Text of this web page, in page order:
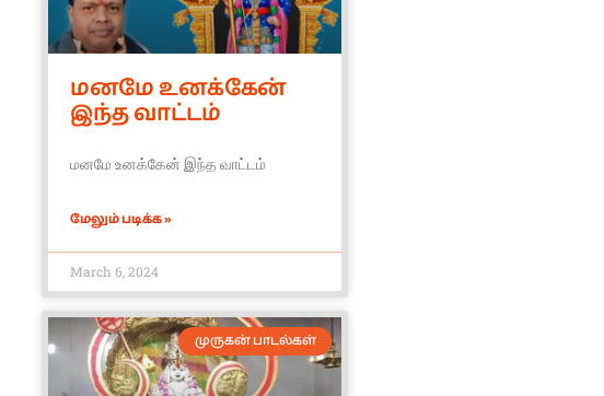
மனமே உனக்கேன்
இந்த வாட்டம்
மனமே உனக்கேன் இந்த வாட்டம்
மேலும் படிக்க »
March 6, 2024
முருகன் பாடல்கள்